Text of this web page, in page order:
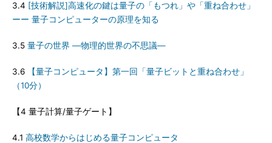
3.4 [技術解説]高速化の鍵は量子の「もつれ」や「重ね合わせ」
ーー 量子コンピューターの原理を知る
3.5 量子の世界 ―物理的世界の不思議―
3.6
【量子コンピュータ】第一回「量子ビットと重ね合わせ」
（10分）
【4 量子計算/量子ゲート】
4.1 高校数学からはじめる量子コンピュータ